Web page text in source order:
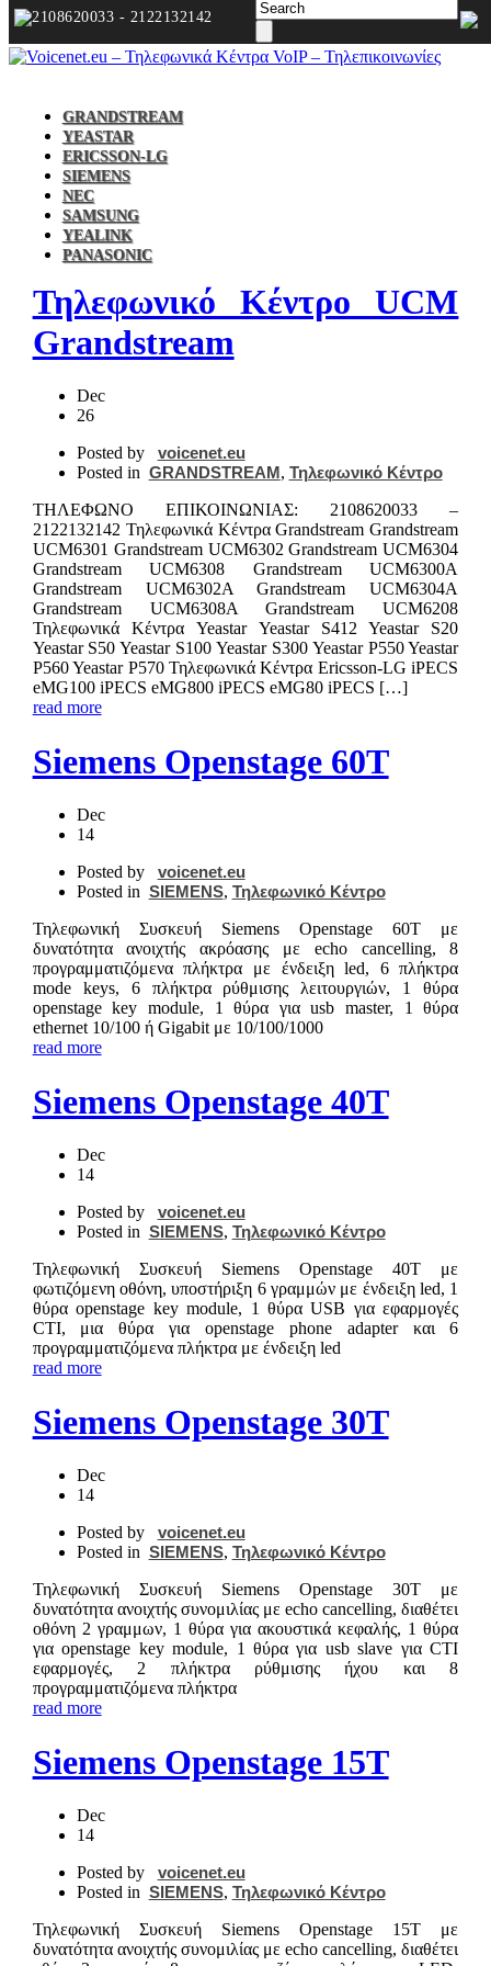
2108620033 - 2122132142
GRANDSTREAM
YEASTAR
ERICSSON-LG
SIEMENS
NEC
SAMSUNG
YEALINK
PANASONIC
Τηλεφωνικό Κέντρο UCM
Grandstream
Dec
26
Posted by
voicenet.eu
Posted in GRANDSTREAM, Τηλεφωνικό Κέντρο
ΤΗΛΕΦΩΝΟ ΕΠΙΚΟIΝΩΝΙΑΣ: 2108620033 –
2122132142 Τηλεφωνικά Κέντρα Grandstream Grandstream
UCM6301 Grandstream UCM6302 Grandstream UCM6304
Grandstream UCM6308 Grandstream UCM6300A
Grandstream UCM6302A Grandstream UCM6304A
Grandstream UCM6308A Grandstream UCM6208
Τηλεφωνικά Κέντρα Yeastar Yeastar S412 Yeastar S20
Yeastar S50 Yeastar S100 Yeastar S300 Yeastar P550 Yeastar
P560 Yeastar P570 Τηλεφωνικά Κέντρα Ericsson-LG iPECS
eMG100 iPECS eMG800 iPECS eMG80 iPECS […]
read more
Siemens Openstage 60T
Dec
14
Posted by
voicenet.eu
Posted in SIEMENS, Τηλεφωνικό Κέντρο
Τηλεφωνική Συσκευή Siemens Openstage 60T με
δυνατότητα ανοιχτής ακρόασης με echo cancelling, 8
προγραμματιζόμενα πλήκτρα με ένδειξη led, 6 πλήκτρα
mode keys, 6 πλήκτρα ρύθμισης λειτουργιών, 1 θύρα
openstage key module, 1 θύρα για usb master, 1 θύρα
ethernet 10/100 ή Gigabit με 10/100/1000
read more
Siemens Openstage 40T
Dec
14
Posted by
voicenet.eu
Posted in SIEMENS, Τηλεφωνικό Κέντρο
Τηλεφωνική Συσκευή Siemens Openstage 40T με
φωτιζόμενη οθόνη, υποστήριξη 6 γραμμών με ένδειξη led, 1
θύρα openstage key module, 1 θύρα USB για εφαρμογές
CTI, μια θύρα για openstage phone adapter και 6
προγραμματιζόμενα πλήκτρα με ένδειξη led
read more
Siemens Openstage 30T
Dec
14
Posted by
voicenet.eu
Posted in SIEMENS, Τηλεφωνικό Κέντρο
Τηλεφωνική Συσκευή Siemens Openstage 30T με
δυνατότητα ανοιχτής συνομιλίας με echo cancelling, διαθέτει
οθόνη 2 γραμμων, 1 θύρα για ακουστικά κεφαλής, 1 θύρα
για openstage key module, 1 θύρα για usb slave για CTI
εφαρμογές, 2 πλήκτρα ρύθμισης ήχου και 8
προγραμματιζόμενα πλήκτρα
read more
Siemens Openstage 15T
Dec
14
Posted by
voicenet.eu
Posted in SIEMENS, Τηλεφωνικό Κέντρο
Τηλεφωνική Συσκευή Siemens Openstage 15T με
δυνατότητα ανοιχτής συνομιλίας με echo cancelling, διαθέτει